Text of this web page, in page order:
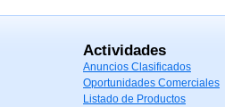
Actividades
Anuncios Clasificados
Oportunidades Comerciales
Listado de Productos